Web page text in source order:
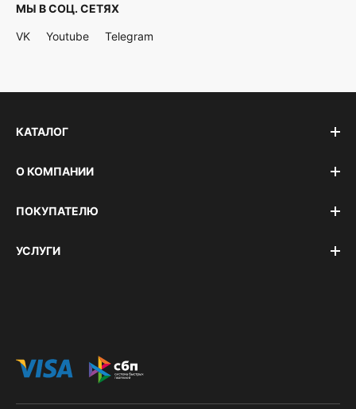
МЫ В СОЦ. СЕТЯХ
VK Youtube Telegram
КАТАЛОГ
О КОМПАНИИ
ПОКУПАТЕЛЮ
УСЛУГИ